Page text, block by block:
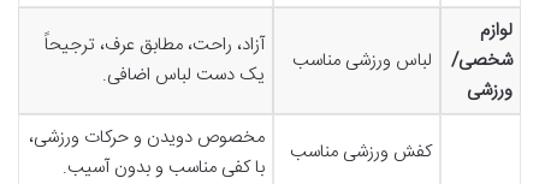
لوازم
شخصی/
ورزشی
لباس ورزشی مناسب
آزاد، راحت، مطابق عرف، ترجیحاً
یک دست لباس اضافی.
کفش ورزشی مناسب
مخصوص دویدن و حرکات ورزشی،
با کفی مناسب و بدون آسیب.